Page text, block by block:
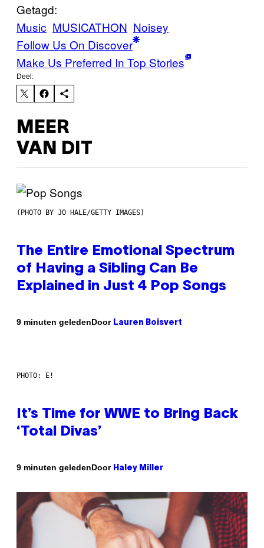
Getagd:
Music MUSICATHON Noisey
Follow Us On Discover
Make Us Preferred In Top Stories
Deel:
MEER
VAN DIT
(PHOTO BY JO HALE/GETTY IMAGES)
The Entire Emotional Spectrum
of Having a Sibling Can Be
Explained in Just 4 Pop Songs
9 minuten geledenDoor Lauren Boisvert
PHOTO: E!
It’s Time for WWE to Bring Back
‘Total Divas’
9 minuten geledenDoor Haley Miller